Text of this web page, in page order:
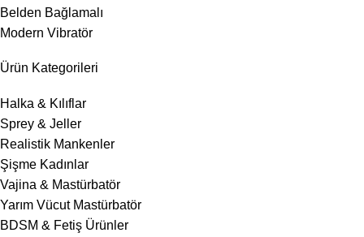
Belden Bağlamalı
Modern Vibratör
Ürün Kategorileri
Halka & Kılıflar
Sprey & Jeller
Realistik Mankenler
Şişme Kadınlar
Vajina & Mastürbatör
Yarım Vücut Mastürbatör
BDSM & Fetiş Ürünler